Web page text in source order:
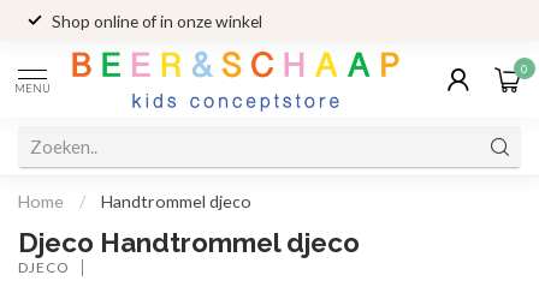
Shop online of in onze winkel
MENU
0
Home / Handtrommel djeco
Djeco Handtrommel djeco
DJECO